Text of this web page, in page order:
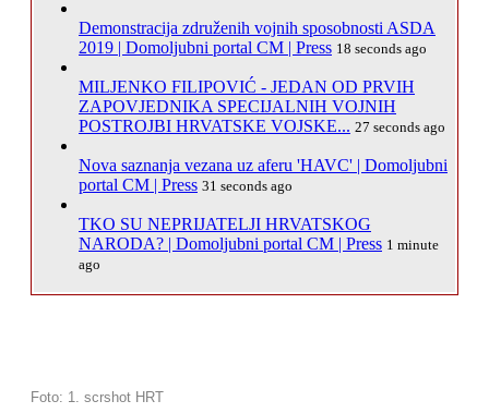
Demonstracija združenih vojnih sposobnosti ASDA
2019 | Domoljubni portal CM | Press 18 seconds ago
MILJENKO FILIPOVIĆ - JEDAN OD PRVIH
ZAPOVJEDNIKA SPECIJALNIH VOJNIH
POSTROJBI HRVATSKE VOJSKE... 27 seconds ago
Nova saznanja vezana uz aferu 'HAVC' | Domoljubni
portal CM | Press 31 seconds ago
TKO SU NEPRIJATELJI HRVATSKOG
NARODA? | Domoljubni portal CM | Press 1 minute
ago
Foto: 1. scrshot HRT